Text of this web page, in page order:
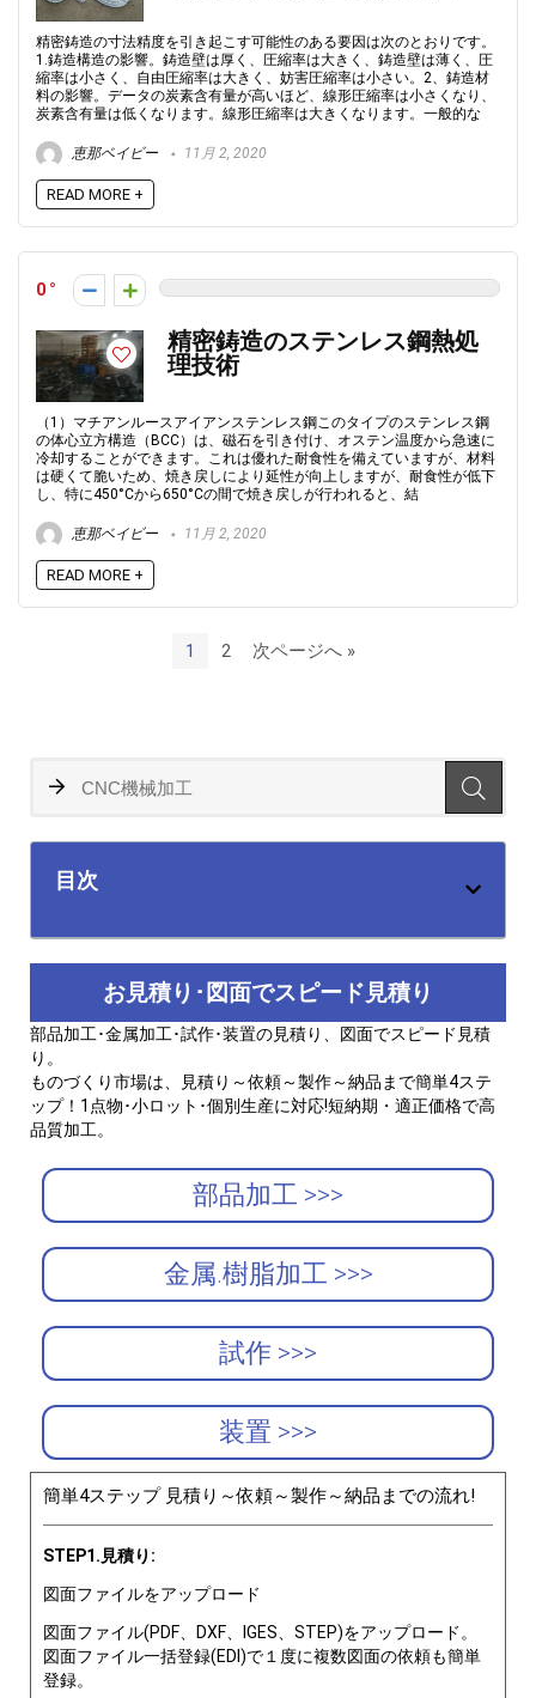
精密鋳造の寸法精度を引き起こす可能性のある要因は次のとおりです。
1.鋳造構造の影響。鋳造壁は厚く、圧縮率は大きく、鋳造壁は薄く、圧
縮率は小さく、自由圧縮率は大きく、妨害圧縮率は小さい。2、鋳造材
料の影響。データの炭素含有量が高いほど、線形圧縮率は小さくなり、
炭素含有量は低くなります。線形圧縮率は大きくなります。一般的な
恵那ベイビー 11月 2, 2020
READ MORE +
0
精密鋳造のステンレス鋼熱処
理技術
（1）マチアンルースアイアンステンレス鋼このタイプのステンレス鋼
の体心立方構造（BCC）は、磁石を引き付け、オステン温度から急速に
冷却することができます。これは優れた耐食性を備えていますが、材料
は硬くて脆いため、焼き戻しにより延性が向上しますが、耐食性が低下
し、特に450°Cから650°Cの間で焼き戻しが行われると、結
恵那ベイビー 11月 2, 2020
READ MORE +
1 2 次ページへ »
目次
お見積り･図面でスピード見積り
部品加工･金属加工･試作･装置の見積り、図面でスピード見積
り。
ものづくり市場は、見積り～依頼～製作～納品まで簡単4ステ
ップ！1点物･小ロット･個別生産に対応!短納期・適正価格で高
品質加工。
部品加工 >>>
金属.樹脂加工 >>>
試作 >>>
装置 >>>
簡単4ステップ 見積り～依頼～製作～納品までの流れ!
STEP1.見積り:
図面ファイルをアップロード
図面ファイル(PDF、DXF、IGES、STEP)をアップロード。
図面ファイル一括登録(EDI)で１度に複数図面の依頼も簡単
登録。